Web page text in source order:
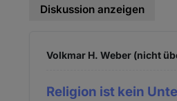
Diskussion anzeigen
Volkmar H. Weber (nicht
Religion ist kein